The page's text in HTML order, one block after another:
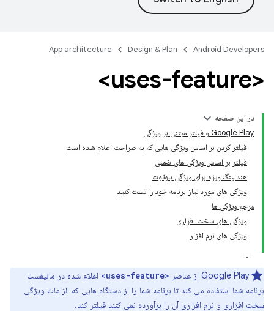
Android Developers
Design & Plan
App architecture
<uses-feature>
در این صفحه
Google Play و فیلتر مبتنی بر ویژگی
فیلتر کردن بر اساس ویژگی هایی که به صراحت اعلام شده است
فیلتر بر اساس ویژگی های ضمنی
هندلینگ ویژه برای ویژگی بلوتوث
ویژگی های مورد نیاز برنامه خود را تست کنید
مرجع ویژگی ها
ویژگی های سخت افزاری
ویژگی های نرم افزار
Google Play از عناصر <uses-feature>
اعلام شده در مانیفست
برنامه شما استفاده می کند تا برنامه شما را از دستگاه هایی که الزامات ویژگی
سخت افزاری و نرم افزاری آن را برآورده نمی کنند فیلتر کند.